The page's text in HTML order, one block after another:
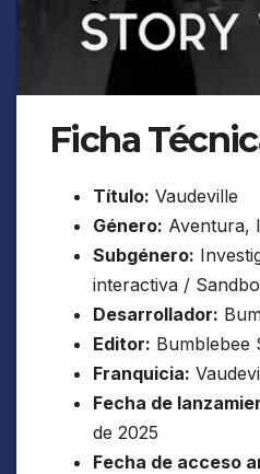
Ficha
Título: Vaudeville
Género: Aventura,
Subgénero:
interactiva /
Desarrollador:
Editor: Bumblebee
Franquicia:
Fecha de
de 2025
Fecha de acceso